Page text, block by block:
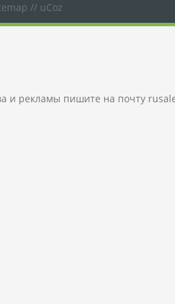
// uCoz
и рекламы пишите на почту